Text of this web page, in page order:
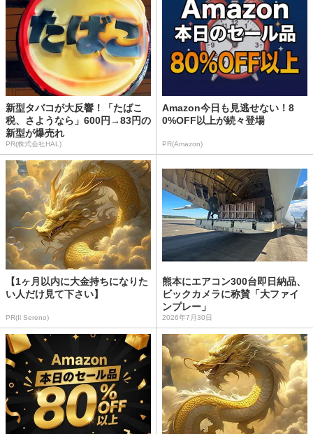
新型タバコが大反響！「たばこ
税、さようなら」600円→83円の
新型が爆売れ
PR(株式会社HAL)
Amazon今日も見逃せない！8
0%OFF以上が続々登場
PR(Amazon)
【1ヶ月以内に大金持ちになりた
い人だけ見て下さい】
PR(Il Sereno)
熊本にエアコン300台即日納品、
ビックカメラに称賛「大ファイ
ンプレー」
2026年7月30日